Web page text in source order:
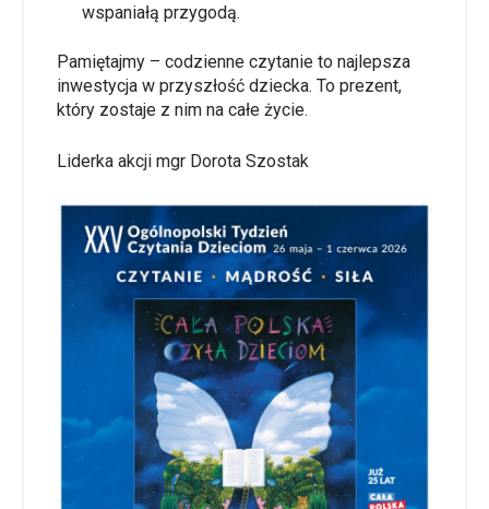
wspaniałą przygodą.
Pamiętajmy – codzienne czytanie to najlepsza
inwestycja w przyszłość dziecka. To prezent,
który zostaje z nim na całe życie.
Liderka akcji mgr Dorota Szostak